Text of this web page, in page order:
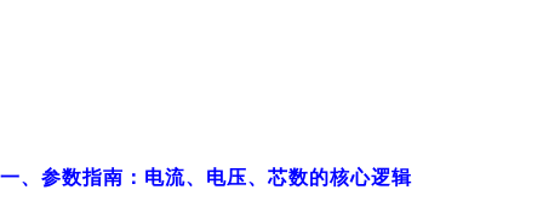
一、参数指南：电流、电压、芯数的核心逻辑